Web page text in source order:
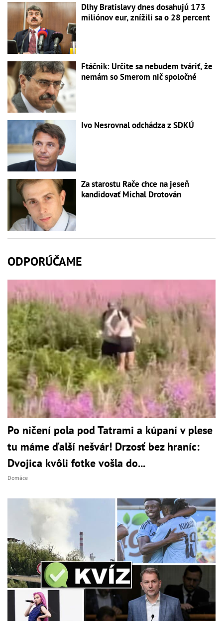
Dlhy Bratislavy dnes dosahujú 173
miliónov eur, znížili sa o 28 percent
Ftáčnik: Určite sa nebudem tváriť, že
nemám so Smerom nič spoločné
Ivo Nesrovnal odchádza z SDKÚ
Za starostu Rače chce na jeseň
kandidovať Michal Drotován
ODPORÚČAME
Po ničení pola pod Tatrami a kúpaní v plese
tu máme ďalší nešvár! Drzosť bez hraníc:
Dvojica kvôli fotke vošla do...
Domáce